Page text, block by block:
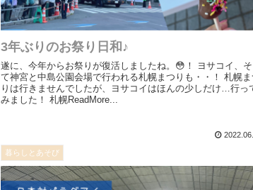
3年ぶりのお祭り日和♪
遂に、今年からお祭りが復活しましたね。😳！ ヨサコイ、そ
て神宮と中島公園会場で行われる札幌まつりも・・！ 札幌ま
りは行きませんでしたが、ヨサコイはほんの少しだけ…行っ
みました！ 札幌ReadMore...
暮らしとあそび